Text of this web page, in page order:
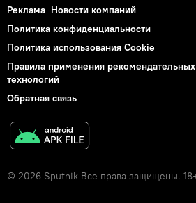
Реклама Новости компаний
Политика конфиденциальности
Политика использования Cookie
Правила применения рекомендательных
технологий
Обратная связь
© 2026 Sputnik Все права защищены.